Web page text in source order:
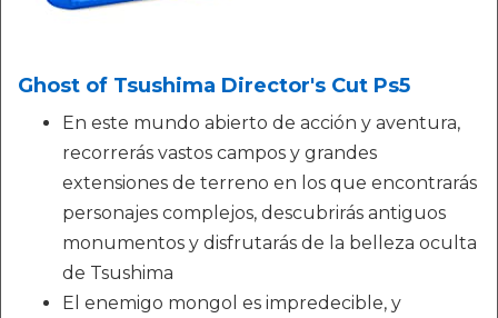
Ghost of Tsushima Director's Cut Ps5
En este mundo abierto de acción y aventura,
recorrerás vastos campos y grandes
extensiones de terreno en los que encontrarás
personajes complejos, descubrirás antiguos
monumentos y disfrutarás de la belleza oculta
de Tsushima
El enemigo mongol es impredecible, y